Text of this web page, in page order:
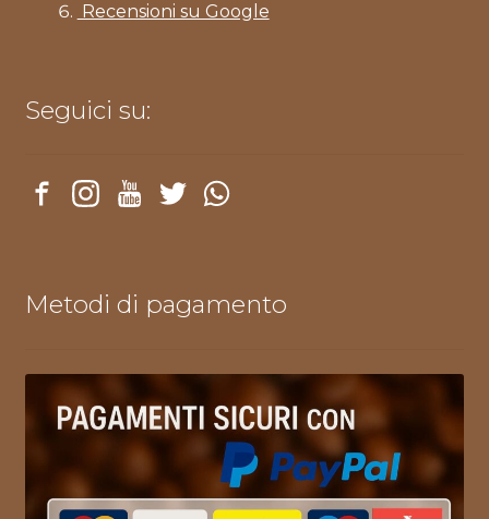
Recensioni su Google
Seguici su:
Metodi di pagamento